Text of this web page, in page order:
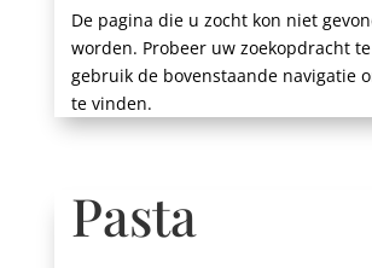
De pagina die u zocht kon niet
worden. Probeer uw zoekopdracht
gebruik de bovenstaande navigatie
te vinden.
Pasta